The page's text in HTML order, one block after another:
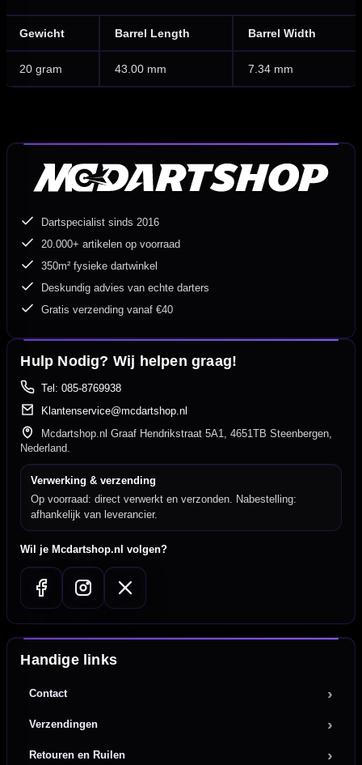
Gewicht Barrel Length Barrel Width
20 gram 43.00 mm 7.34 mm
Dartspecialist sinds 2016
20.000+ artikelen op voorraad
350m² fysieke dartwinkel
Deskundig advies van echte darters
Gratis verzending vanaf €40
Hulp Nodig? Wij helpen graag!
Tel: 085-8769938
Klantenservice@mcdartshop.nl
Mcdartshop.nl Graaf Hendrikstraat 5A1, 4651TB Steenbergen,
Nederland.
Verwerking & verzending
Op voorraad: direct verwerkt en verzonden. Nabestelling:
afhankelijk van leverancier.
Wil je Mcdartshop.nl volgen?
Handige links
Contact
Verzendingen
Retouren en Ruilen